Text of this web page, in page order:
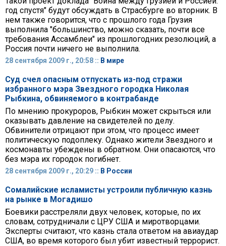
год спустя" будут обсуждать в Страсбурге во вторник. В
нем также говорится, что с прошлого года Грузия
выполнила "большинство, можно сказать, почти все
требования Ассамблеи" из прошлогодних резолюций, а
Россия почти ничего не выполнила.
28 сентября 2009 г., 20:58 :: В мире
Суд счел опасным отпускать из-под стражи
избранного мэра Звездного городка Николая
Рыбкина, обвиняемого в контрабанде
По мнению прокуроров, Рыбкин может скрыться или
оказывать давление на свидетелей по делу.
Обвинители отрицают при этом, что процесс имеет
политическую подоплеку. Однако жители Звездного и
космонавты убеждены в обратном. Они опасаются, что
без мэра их городок погибнет.
28 сентября 2009 г., 20:29 :: В России
Сомалийские исламисты устроили публичную казнь
на рынке в Могадишо
Боевики расстреляли двух человек, которые, по их
словам, сотрудничали с ЦРУ США и миротворцами.
Эксперты считают, что казнь стала ответом на авиаудар
США, во время которого был убит известный террорист.